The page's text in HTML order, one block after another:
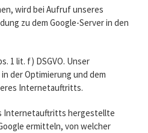
wird bei Aufruf unseres
zu dem Google-Server in den
1 lit. f) DSGVO. Unser
der Optimierung und dem
Internetauftritts.
Internetauftritts hergestellte
ermitteln, von welcher